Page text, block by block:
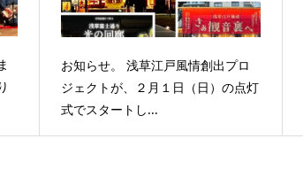
お知らせ。 浅草江戸風情創出プロ
ジェクトが、２月１日（日）の点灯
式でスタートし...